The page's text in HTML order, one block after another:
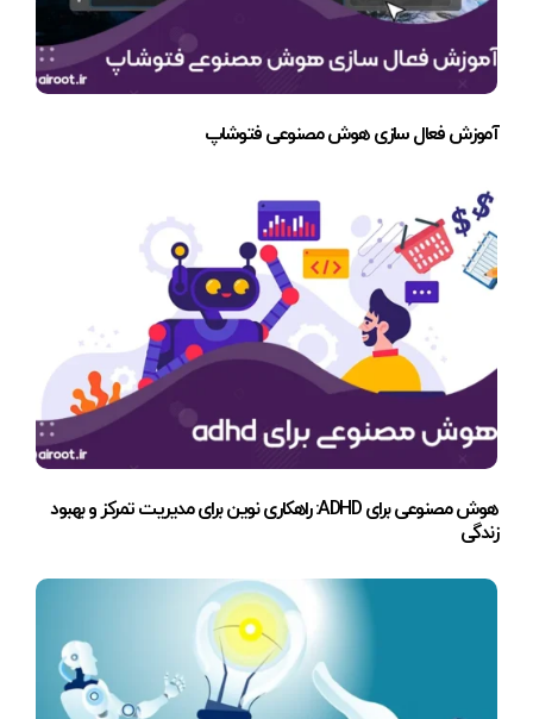
آموزش فعال سازی هوش مصنوعی فتوشاپ
هوش مصنوعی برای ADHD: راهکاری نوین برای مدیریت تمرکز و بهبود
زندگی